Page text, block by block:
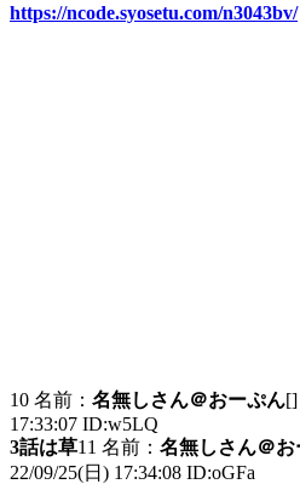
https://ncode.syosetu.com/n3043bv/
10 名前： 名無しさん＠おーぷん
17:33:07 ID:w5LQ
3話は草11 名前： 名無しさん＠お
22/09/25(日) 17:34:08 ID:oGFa